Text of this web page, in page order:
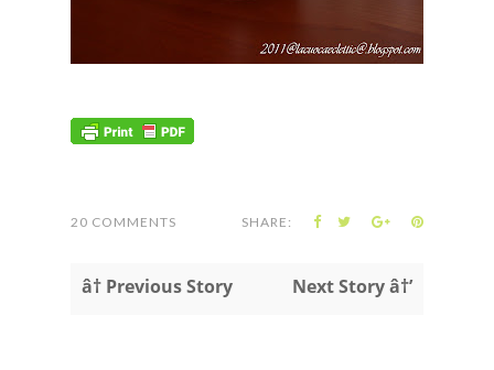
20 COMMENTS SHARE:
â† Previous Story Next Story â†’